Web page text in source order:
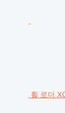
휠 로더